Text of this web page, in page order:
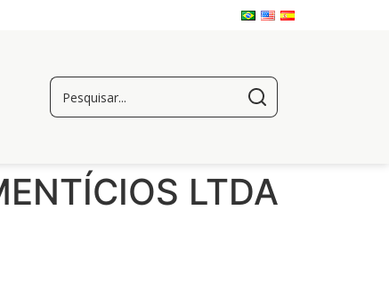
LTDA